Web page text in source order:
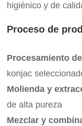
higiénico y de
Proceso de
Procesamiento
konjac
Molienda y
de alta pureza
Mezclar y